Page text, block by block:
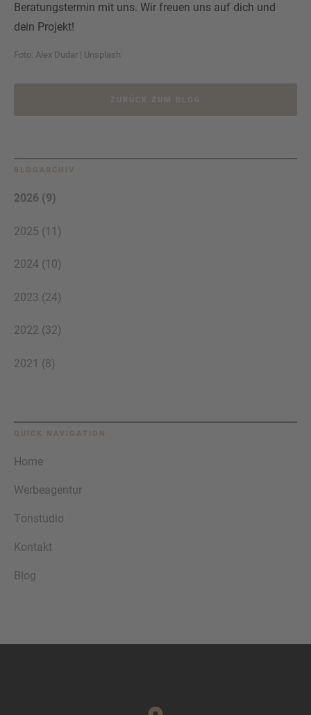
Beratungstermin mit uns. Wir freuen uns auf dich und
dein Projekt!
Foto: Alex Dudar | Unsplash
ZURÜCK ZUM BLOG
BLOGARCHIV
2026 (9)
2025 (11)
2024 (10)
2023 (24)
2022 (32)
2021 (8)
QUICK NAVIGATION
Home
Werbeagentur
Tonstudio
Kontakt
Blog